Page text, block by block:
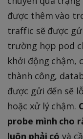
được thêm vào
traffic sẽ được
trường hợp pod
khởi động chậm,
thành công,
được gửi đến sẽ
hoặc xử lý chậm.
probe mình cho
luôn phải có và